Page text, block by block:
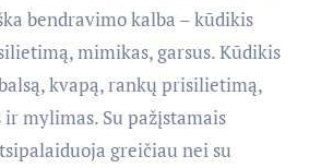
bendravimo kalba – kūdikis
mimikas, garsus. Kūdikis
kvapą, rankų prisilietimą,
ir mylimas. Su pažįstamais
greičiau nei su